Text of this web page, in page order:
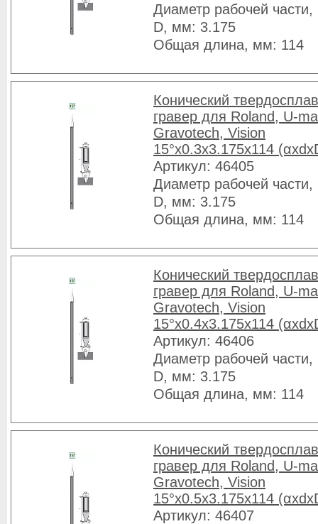
Диаметр рабочей
D, мм: 3.175
Общая длина, мм: 114
Конический
гравер для Roland, U-
Gravotech, Vision
15°x0.3x3.175x114
Артикул: 46405
Диаметр рабочей
D, мм: 3.175
Общая длина, мм: 114
Конический
гравер для Roland, U-
Gravotech, Vision
15°x0.4x3.175x114
Артикул: 46406
Диаметр рабочей
D, мм: 3.175
Общая длина, мм: 114
Конический
гравер для Roland, U-
Gravotech, Vision
15°x0.5x3.175x114
Артикул: 46407